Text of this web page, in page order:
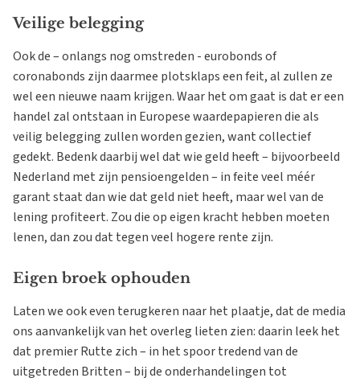
Veilige belegging
Ook de – onlangs nog omstreden - eurobonds of
coronabonds zijn daarmee plotsklaps een feit, al zullen ze
wel een nieuwe naam krijgen. Waar het om gaat is dat er een
handel zal ontstaan in Europese waardepapieren die als
veilig belegging zullen worden gezien, want collectief
gedekt. Bedenk daarbij wel dat wie geld heeft – bijvoorbeeld
Nederland met zijn pensioengelden – in feite veel méér
garant staat dan wie dat geld niet heeft, maar wel van de
lening profiteert. Zou die op eigen kracht hebben moeten
lenen, dan zou dat tegen veel hogere rente zijn.
Eigen broek ophouden
Laten we ook even terugkeren naar het plaatje, dat de media
ons aanvankelijk van het overleg lieten zien: daarin leek het
dat premier Rutte zich – in het spoor tredend van de
uitgetreden Britten – bij de onderhandelingen tot